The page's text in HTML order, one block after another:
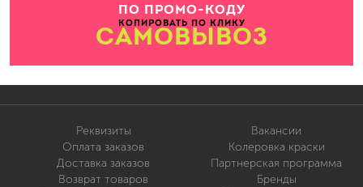
ПО ПРОМО-КОДУ
КОПИРОВАТЬ ПО КЛИКУ
САМОВЫВОЗ
Реквизиты
Оплата заказов
Доставка заказов
Возврат товаров
Вакансии
Колеровка краски
Партнерская программа
Бренды